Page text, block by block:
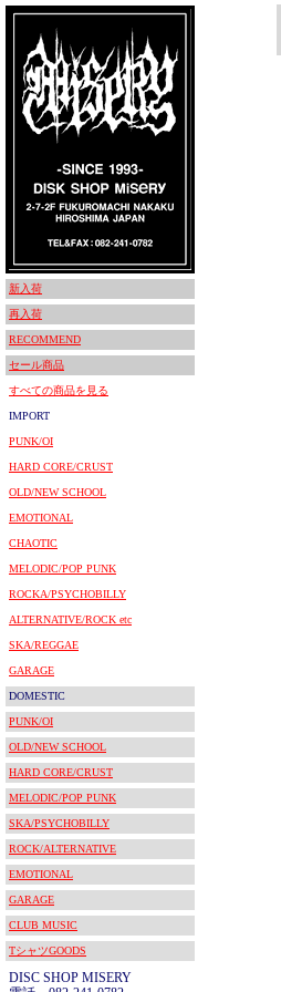
新入荷
再入荷
RECOMMEND
セール商品
すべての商品を見る
IMPORT
PUNK/OI
HARD CORE/CRUST
OLD/NEW SCHOOL
EMOTIONAL
CHAOTIC
MELODIC/POP PUNK
ROCKA/PSYCHOBILLY
ALTERNATIVE/ROCK etc
SKA/REGGAE
GARAGE
DOMESTIC
PUNK/OI
OLD/NEW SCHOOL
HARD CORE/CRUST
MELODIC/POP PUNK
SKA/PSYCHOBILLY
ROCK/ALTERNATIVE
EMOTIONAL
GARAGE
CLUB MUSIC
TシャツGOODS
DISC SHOP MISERY